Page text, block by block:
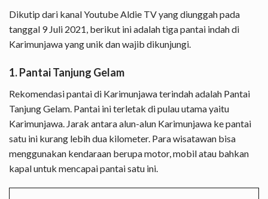
Dikutip dari kanal Youtube Aldie TV yang diunggah pada
tanggal 9 Juli 2021, berikut ini adalah tiga pantai indah di
Karimunjawa yang unik dan wajib dikunjungi.
1. Pantai Tanjung Gelam
Rekomendasi pantai di Karimunjawa terindah adalah Pantai
Tanjung Gelam. Pantai ini terletak di pulau utama yaitu
Karimunjawa. Jarak antara alun-alun Karimunjawa ke pantai
satu ini kurang lebih dua kilometer. Para wisatawan bisa
menggunakan kendaraan berupa motor, mobil atau bahkan
kapal untuk mencapai pantai satu ini.